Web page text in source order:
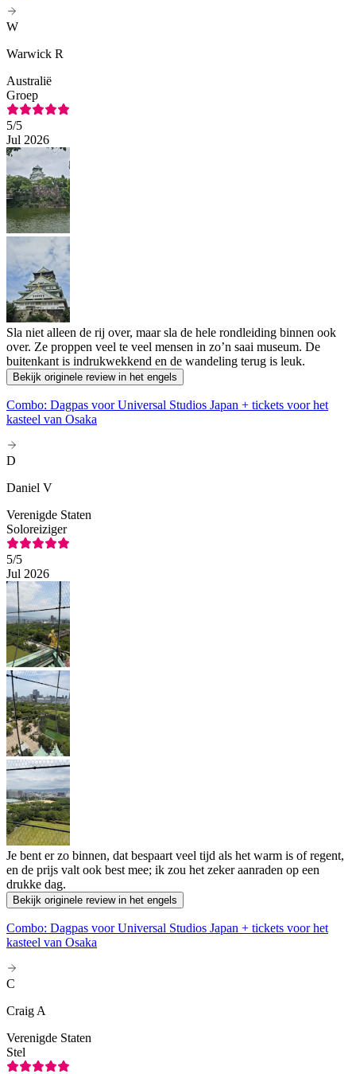
W
Warwick R
Australië
Groep
5/5
Jul 2026
Sla niet alleen de rij over, maar sla de hele rondleiding binnen ook
over. Ze proppen veel te veel mensen in zo’n saai museum. De
buitenkant is indrukwekkend en de wandeling terug is leuk.
Bekijk originele review in het engels
Combo: Dagpas voor Universal Studios Japan + tickets voor het
kasteel van Osaka
D
Daniel V
Verenigde Staten
Soloreiziger
5/5
Jul 2026
Je bent er zo binnen, dat bespaart veel tijd als het warm is of regent,
en de prijs valt ook best mee; ik zou het zeker aanraden op een
drukke dag.
Bekijk originele review in het engels
Combo: Dagpas voor Universal Studios Japan + tickets voor het
kasteel van Osaka
C
Craig A
Verenigde Staten
Stel